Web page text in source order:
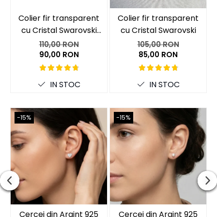
Coliere cu mărgele colorate și Argint
Coliere cu pietre semiprețioase
Colier fir transparent
cu Cristal Swarovski
Argintiu in Caseta din
Argint 925
110,00 RON
90,00 RON
IN STOC
Colier fir transparent
cu Cristal Swarovski
105,00 RON
85,00 RON
IN STOC
-15%
Cercei din Argint 925
-15%
Cercei din Argint 925